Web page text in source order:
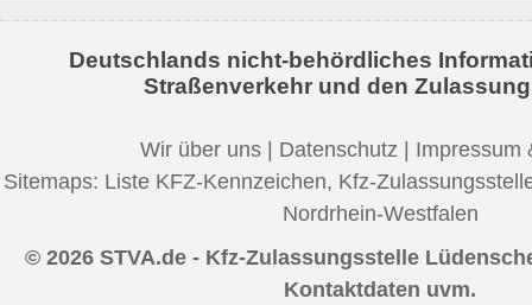
Deutschlands nicht-behördliches
Straßenverkehr und den
Wir über uns Datenschutz
Impressum
Sitemaps: Liste KFZ-Kennzeichen, Kfz-
Nordrhein-Westfalen
© 2026 STVA.de - Kfz-Zulassungsstelle
Kontaktdaten uvm.